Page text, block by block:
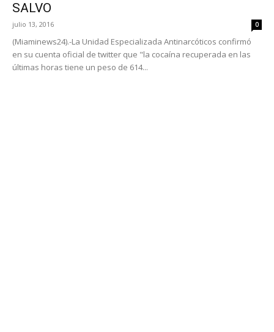
SALVO
julio 13, 2016 0
(Miaminews24).-La Unidad Especializada Antinarcóticos confirmó
en su cuenta oficial de twitter que "la cocaína recuperada en las
últimas horas tiene un peso de 614...